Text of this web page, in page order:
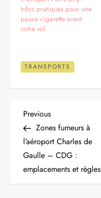
Infos pratiques pour une
pause cigarette avant
votre vol
TRANSPORTS
N
a
v
Previous
Post
Previous
Zones fumeurs à
l’aéroport Charles de
Gaulle – CDG :
emplacements et règles